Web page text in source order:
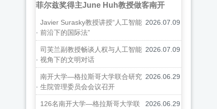
菲尔兹奖得主June Huh教授做客南开
·
Javier Surasky教授讲授“人工智能
前沿下的国际法”
2026.07.09
·
司芙兰副教授畅谈人权与人工智能
视角下的文明对话
2026.07.09
·
南开大学—格拉斯哥大学联合研究
生院管理委员会会议召开
2026.06.29
126名南开大学—格拉斯哥大学联
2026.06.29